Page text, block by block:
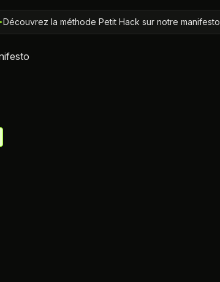
Découvrez la méthode Petit Hack sur notre manifesto